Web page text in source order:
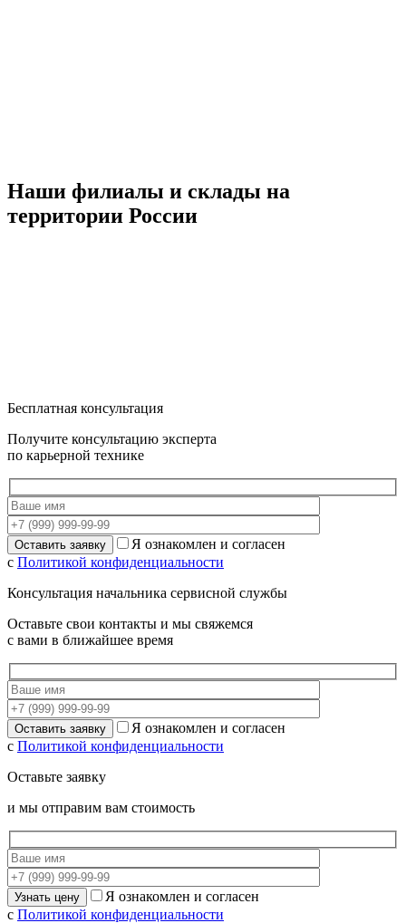
Наши филиалы и склады на
территории России
Бесплатная консультация
Получите консультацию эксперта
по карьерной технике
Я ознакомлен и согласен
с Политикой конфиденциальности
Консультация начальника сервисной службы
Оставьте свои контакты и мы свяжемся
с вами в ближайшее время
Я ознакомлен и согласен
с Политикой конфиденциальности
Оставьте заявку
и мы отправим вам стоимость
Я ознакомлен и согласен
с Политикой конфиденциальности